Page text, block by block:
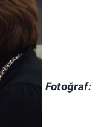
Fotoğraf: